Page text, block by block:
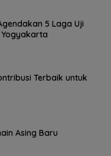
5 Laga Uji
Terbaik untuk
Asing Baru